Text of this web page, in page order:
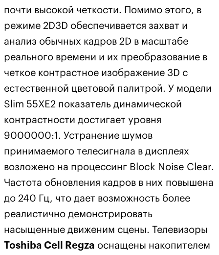
почти высокой четкости. Помимо этого, в
режиме 2D3D обеспечивается захват и
анализ обычных кадров 2D в масштабе
реального времени и их преобразование в
четкое контрастное изображение 3D с
естественной цветовой палитрой. У модели
S lim 55XE2 показатель динамической
контрастности достигает уровня
9000000:1. Устранение шумов
принимаемого телесигнала в дисплеях
возложено на процессинг Block Noise Clear.
Частота обновления кадров в них повышена
до 240 Гц, что дает возможность более
реалистично демонстрировать
насыщенные движеним сцены. Телевизоры
Toshiba Cell Regza оснащены накопителем